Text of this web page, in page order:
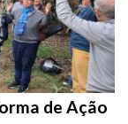
de Ação